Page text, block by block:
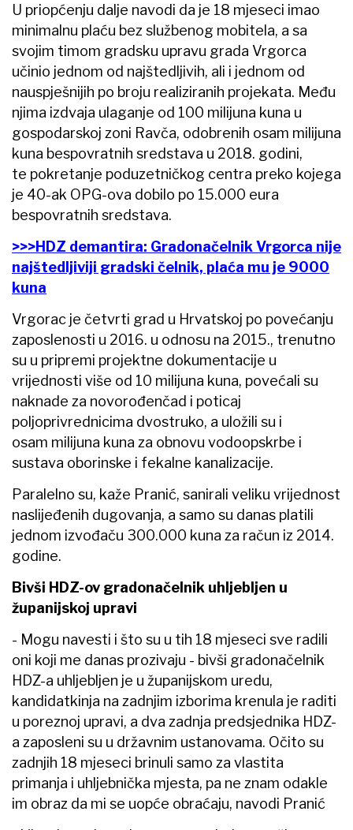
U priopćenju dalje navodi da je 18 mjeseci imao
minimalnu plaću bez službenog mobitela, a sa
svojim timom gradsku upravu grada Vrgorca
učinio jednom od najštedljivih, ali i jednom od
nauspješnijih po broju realiziranih projekata. Među
njima izdvaja ulaganje od 100 milijuna kuna u
gospodarskoj zoni Ravča, odobrenih osam milijuna
kuna bespovratnih sredstava u 2018. godini,
te pokretanje poduzetničkog centra preko kojega
je 40-ak OPG-ova dobilo po 15.000 eura
bespovratnih sredstava.
>>>HDZ demantira: Gradonačelnik Vrgorca nije
najštedljiviji gradski čelnik, plaća mu je 9000
kuna
Vrgorac je četvrti grad u Hrvatskoj po povećanju
zaposlenosti u 2016. u odnosu na 2015., trenutno
su u pripremi projektne dokumentacije u
vrijednosti više od 10 milijuna kuna, povećali su
naknade za novorođenčad i poticaj
poljoprivrednicima dvostruko, a uložili su i
osam milijuna kuna za obnovu vodoopskrbe i
sustava oborinske i fekalne kanalizacije.
Paralelno su, kaže Pranić, sanirali veliku vrijednost
naslijeđenih dugovanja, a samo su danas platili
jednom izvođaču 300.000 kuna za račun iz 2014.
godine.
Bivši HDZ-ov gradonačelnik uhljebljen u
županijskoj upravi
- Mogu navesti i što su u tih 18 mjeseci sve radili
oni koji me danas prozivaju - bivši gradonačelnik
HDZ-a uhljebljen je u županijskom uredu,
kandidatkinja na zadnjim izborima krenula je raditi
u poreznoj upravi, a dva zadnja predsjednika HDZ-
a zaposleni su u državnim ustanovama. Očito su
zadnjih 18 mjeseci brinuli samo za vlastita
primanja i uhljebnička mjesta, pa ne znam odakle
im obraz da mi se uopće obraćaju, navodi Pranić